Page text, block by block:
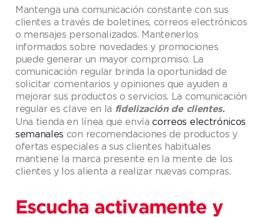
Mantenga una comunicación constante con sus
clientes a través de boletines, correos electrónicos
o mensajes personalizados. Mantenerlos
informados sobre novedades y promociones
puede generar un mayor compromiso. La
comunicación regular brinda la oportunidad de
solicitar comentarios y opiniones que ayuden a
mejorar sus productos o servicios. La comunicación
regular es clave en la fidelización de clientes.
Una tienda en línea que envíacorreos electrónicos
semanales con recomendaciones de productos y
ofertas especiales a sus clientes habituales
mantiene la marca presente en la mente de los
clientes y los alienta a realizar nuevas compras.
Escucha activamente y